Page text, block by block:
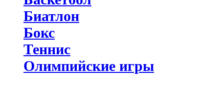
Биатлон
Бокс
Теннис
Олимпийские игры